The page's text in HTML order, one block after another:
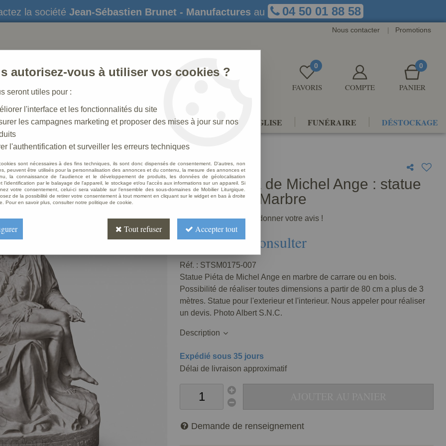
la société Jean-Sébastien Brunet - Manufactures au 04 50 01 88 58
Nous contacter | Promotions
0
FAVORIS COMPTE
0
PANIER
STATUES CRÈCHES DE NOËL AMÉNAGEMENTS D'ÉGLISE FUNÉRAIRE DÉSTOCKAGE
>Statue Piéta de Michel Ange : statue sur mesure Marbre
Statue Piéta de Michel Ange : statue
sur mesure Marbre
Soyez le premier à donner votre avis !
Prix : Nous consulter
Réf. : STSM0175-007
Statue Piéta de Michel Ange en marbre de carrare ou en bois.
Possibilité de réaliser toutes dimensions a partir de 80 cm a plus de 3
mètres. Statue pour l'exterieur et l'interieur. Nous appeler pour réaliser
un devis. Photo Albert S.N.C.
Description
Expédié sous 35 jours
Délai de livraison approximatif
Demande de renseignement
autorisez-vous à utiliser vos cookies ?
seront utiles pour :
l'interface et les fonctionnalités du site
les campagnes marketing et proposer des mises à jour sur nos
l'authentification et surveiller les erreurs techniques
sont nécessaires à des fins techniques, ils sont donc dispensés de consentement. D'autres, non
peuvent être utilisés pour la personnalisation des annonces et du contenu, la mesure des annonces et
la connaissance de l'audience et le développement de produits, les données de géolocalisation
l'identification par le balayage de l'appareil, le stockage et/ou l'accès aux informations sur un appareil. Si
votre consentement, celui-ci sera valable sur l’ensemble des sous-domaines de Mobilier Liturgique.
de la possibilité de retirer votre consentement à tout moment en cliquant sur le widget en bas à droite
Pour en savoir plus, consulter notre politique de cookie.
Tout refuser Accepter tout